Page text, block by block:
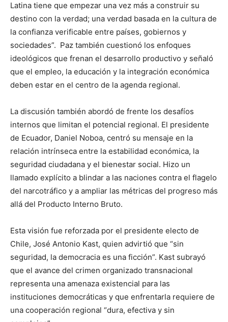
Latina tiene que empezar una vez más a construir su
destino con la verdad; una verdad basada en la cultura de
la confianza verificable entre países, gobiernos y
sociedades”. Paz también cuestionó los enfoques
ideológicos que frenan el desarrollo productivo y señaló
que el empleo, la educación y la integración económica
deben estar en el centro de la agenda regional.
La discusión también abordó de frente los desafíos
internos que limitan el potencial regional. El presidente
de Ecuador, Daniel Noboa, centró su mensaje en la
relación intrínseca entre la estabilidad económica, la
seguridad ciudadana y el bienestar social. Hizo un
llamado explícito a blindar a las naciones contra el flagelo
del narcotráfico y a ampliar las métricas del progreso más
allá del Producto Interno Bruto.
Esta visión fue reforzada por el presidente electo de
Chile, José Antonio Kast, quien advirtió que “sin
seguridad, la democracia es una ficción”. Kast subrayó
que el avance del crimen organizado transnacional
representa una amenaza existencial para las
instituciones democráticas y que enfrentarla requiere de
una cooperación regional “dura, efectiva y sin